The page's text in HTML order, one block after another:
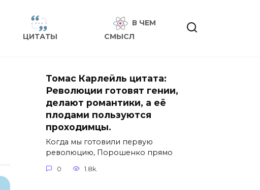
ЦИТАТЫ
В ЧЕМ
СМЫСЛ
Томас Карлейль цитата:
Революции готовят гении,
делают романтики, а её
плодами пользуются
проходимцы.
Когда мы готовили первую
революцию, Порошенко прямо
0 1.8k.